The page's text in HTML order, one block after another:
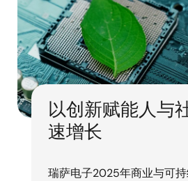
以创新赋能人与
速增长
瑞萨电子2025年商业与可